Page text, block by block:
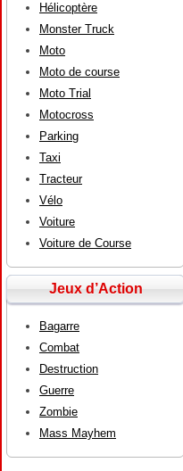
Hélicoptère
Monster Truck
Moto
Moto de course
Moto Trial
Motocross
Parking
Taxi
Tracteur
Vélo
Voiture
Voiture de Course
Jeux d’Action
Bagarre
Combat
Destruction
Guerre
Zombie
Mass Mayhem